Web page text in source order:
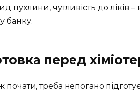
пухлини, чутливість до ліків
банку.
перед
почати, треба непогано